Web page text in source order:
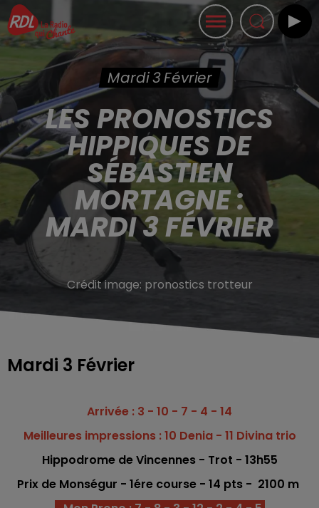
Mardi 3 Février
LES PRONOSTICS
HIPPIQUES DE
SÉBASTIEN
MORTAGNE :
MARDI 3 FÉVRIER
Crédit image: pronostics trotteur
Mardi 3 Février
Arrivée : 3 - 10 - 7 - 4 - 14
Meilleures impressions : 10 Denia - 11 Divina trio
Hippodrome de Vincennes - Trot - 13h55
Prix de Monségur - 1ére course - 14 pts - 2100 m